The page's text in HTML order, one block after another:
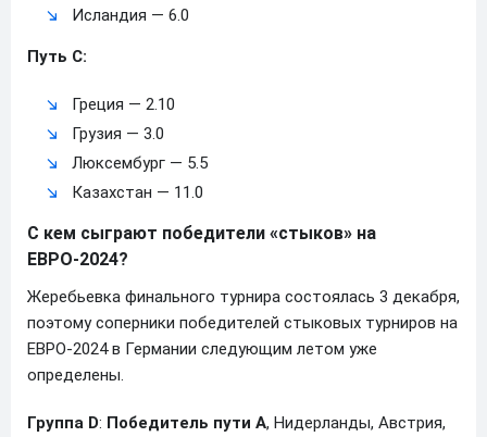
Исландия — 6.0
Путь С:
Греция — 2.10
Грузия — 3.0
Люксембург — 5.5
Казахстан — 11.0
С кем сыграют победители «стыков» на
ЕВРО-2024?
Жеребьевка финального турнира состоялась 3 декабря,
поэтому соперники победителей стыковых турниров на
ЕВРО-2024 в Германии следующим летом уже
определены.
Группа D: Победитель пути А, Нидерланды, Австрия,